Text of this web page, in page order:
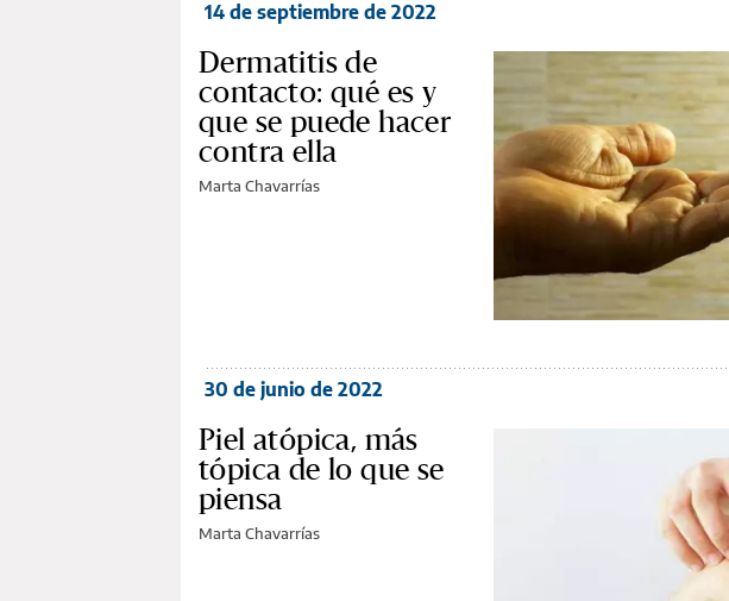
14 de septiembre de 2022
Dermatitis de
contacto: qué es y
que se puede hacer
contra ella
Marta Chavarrías
30 de junio de 2022
Piel atópica, más
tópica de lo que se
piensa
Marta Chavarrías